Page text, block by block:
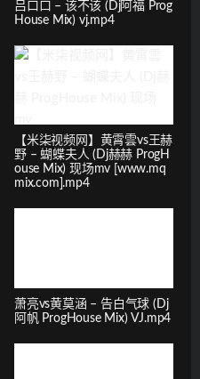
吕口口 – 该不该 (Dj阿福 Prog
House Mix) vj.mp4
【米柒视频网】黄霄雲vs王赫
野 – 蝴蝶夫人 (Dj赫赫 ProgH
ouse Mix) 现场mv [www.mq
mix.com].mp4
萧亮vs黄莫涵 – 告白气球 (Dj
阿帆 ProgHouse Mix) VJ.mp4